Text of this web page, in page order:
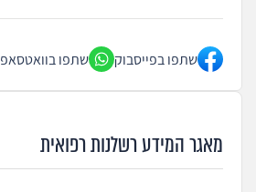
שתפו בפייסבוק שתפו בוואטסאפ
מאגר המידע רשלנות רפואית